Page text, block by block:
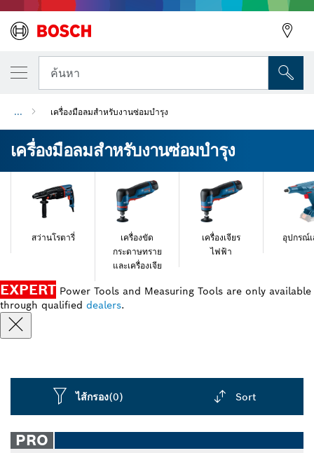
ค้นหา
... เครื่องมือลมสำหรับงานซ่อมบำรุง
เครื่องมือลมสำหรับงานซ่อมบำรุง
สว่านโรตารี่
เครื่องขัด
กระดาษทราย
และเครื่องเจีย
เครื่องเจียร
ไฟฟ้า
อุปกรณ์
EXPERT Power Tools and Measuring Tools are only available
through qualified dealers.
ไส้กรอง(0) Sort
closed
PRO